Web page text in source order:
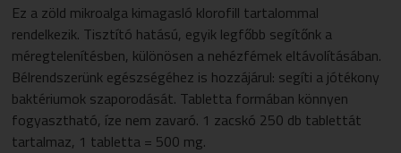
Ez a zöld mikroalga kimagasló klorofill tartalommal
rendelkezik. Tisztító hatású, egyik legfőbb segítőnk a
méregtelenítésben, különösen a nehézfémek eltávolításában.
Bélrendszerünk egészségéhez is hozzájárul: segíti a jótékony
baktériumok szaporodását. Tabletta formában könnyen
fogyasztható, íze nem zavaró. 1 zacskó 250 db tablettát
tartalmaz, 1 tabletta = 500 mg.